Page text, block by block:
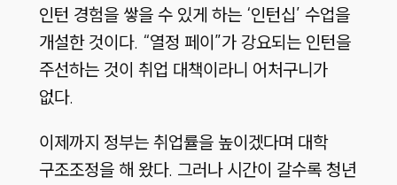
인턴 경험을 쌓을 수 있게 하는 ‘인턴십’ 수업을
개설한 것이다. “열정 페이”가 강요되는 인턴을
주선하는 것이 취업 대책이라니 어처구니가
없다.
이제까지 정부는 취업률을 높이겠다며 대학
구조조정을 해 왔다. 그러나 시간이 갈수록 청년